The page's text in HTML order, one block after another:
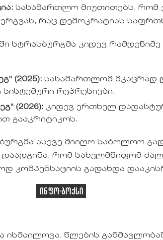
სასამართლო მიუთითებს, რომ
რაც დემოკრატიას
კიდევ რამდენიმე
(2025): სასამართლომ მკაცრად
რეპრესიები.
(2026): კიდევ ერთხელ
გააკრიტიკოს.
ასევე მიიღო საბოლოო
რომ სახელმწიფომ
კომპენსაციის გადახდა
ინფო-ბოქსი
წლების